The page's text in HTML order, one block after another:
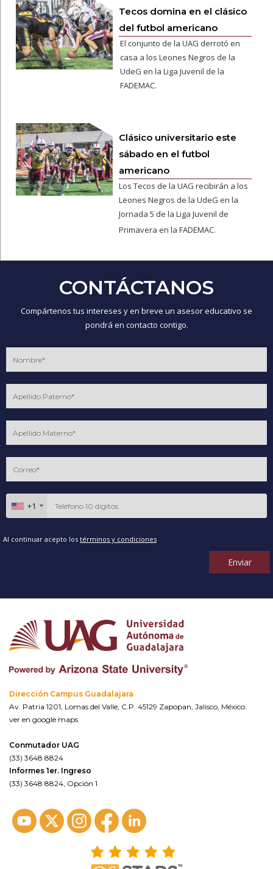
Tecos domina en el clásico
del futbol americano
El conjunto de la UAG derrotó en
casa a los Leones Negros de la
UdeG en la Liga Juvenil de la
FADEMAC.
Clásico universitario este
sábado en el futbol
americano
Los Tecos de la UAG recibirán a los
Leones Negros de la UdeG en la
Jornada 5 de la Liga Juvenil de
Primavera en la FADEMAC.
CONTÁCTANOS
Compártenos tus intereses y en breve un asesor educativo se
pondrá en contacto contigo.
+1
Al continuar acepto los términos y condiciones
Enviar
Dirección Campus Guadalajara
Av. Patria 1201, Lomas del Valle, C.P. 45129 Zapopan, Jalisco, México.
ver en google maps
Conmutador UAG
(33) 3648 8824
Informes 1er. Ingreso
(33) 3648 8824, Opción 1